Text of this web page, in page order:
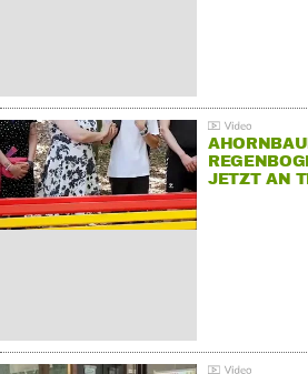
JETZT AN